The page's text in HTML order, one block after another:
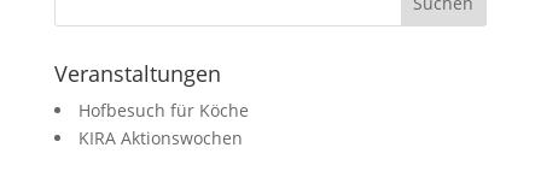
Veranstaltungen
Hofbesuch für Köche
KIRA Aktionswochen